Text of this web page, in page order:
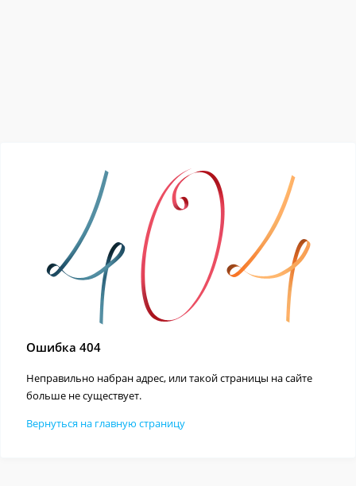
Ошибка 404
Неправильно набран адрес, или такой страницы на сайте
больше не существует.
Вернуться на главную страницу